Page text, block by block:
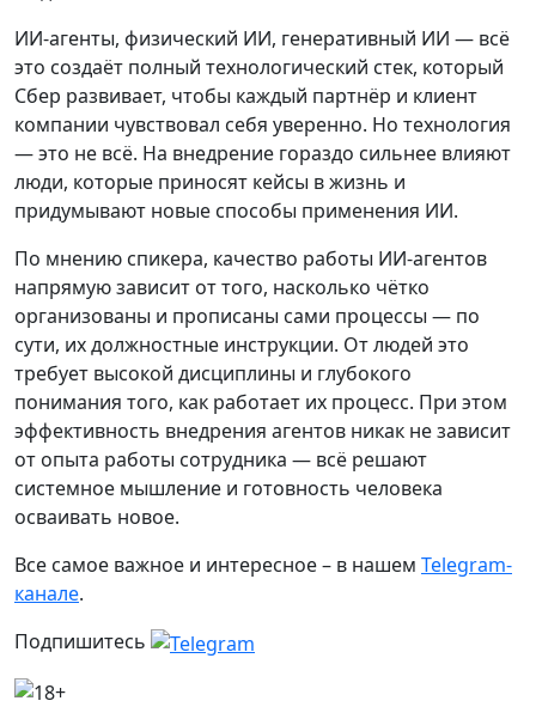
ИИ-агенты, физический ИИ, генеративный ИИ — всё
это создаёт полный технологический стек, который
Сбер развивает, чтобы каждый партнёр и клиент
компании чувствовал себя уверенно. Но технология
— это не всё. На внедрение гораздо сильнее влияют
люди, которые приносят кейсы в жизнь и
придумывают новые способы применения ИИ.
По мнению спикера, качество работы ИИ-агентов
напрямую зависит от того, насколько чётко
организованы и прописаны сами процессы — по
сути, их должностные инструкции. От людей это
требует высокой дисциплины и глубокого
понимания того, как работает их процесс. При этом
эффективность внедрения агентов никак не зависит
от опыта работы сотрудника — всё решают
системное мышление и готовность человека
осваивать новое.
Все самое важное и интересное – в нашем Telegram-
канале.
Подпишитесь